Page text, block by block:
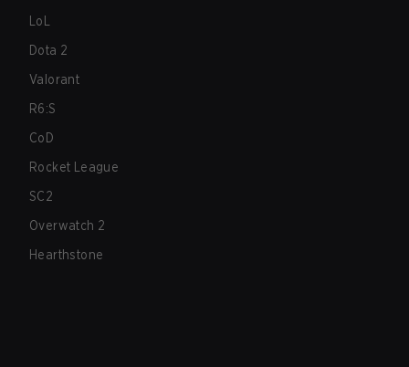
LoL
Dota 2
Valorant
R6:S
CoD
Rocket League
SC2
Overwatch 2
Hearthstone